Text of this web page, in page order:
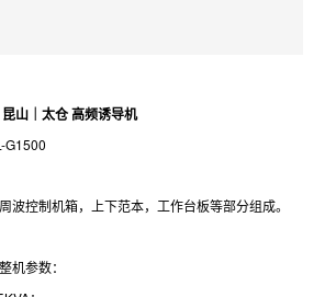
山｜太仓 高频诱导机
G1500
波控制机箱，上下范本，工作台板等部分组成。
机参数：